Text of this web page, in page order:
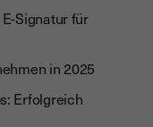
Signatur für
in 2025
Erfolgreich